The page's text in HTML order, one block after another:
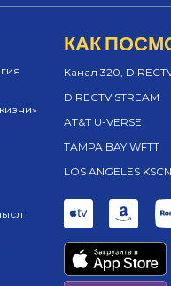
КАК
Канал 320,
DIRECTV STREAM
AT&T U-VERSE
TAMPA BAY WFTT
LOS ANGELES